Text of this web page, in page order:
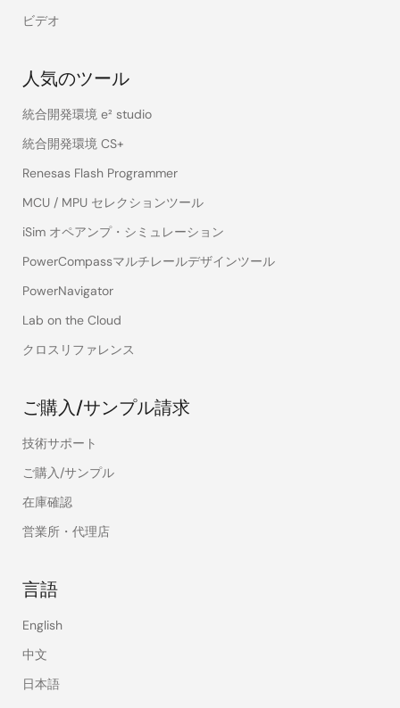
ビデオ
人気のツール
統合開発環境 e² studio
統合開発環境 CS+
Renesas Flash Programmer
MCU / MPU セレクションツール
iSim オペアンプ・シミュレーション
PowerCompassマルチレールデザインツール
PowerNavigator
Lab on the Cloud
クロスリファレンス
ご購入/サンプル請求
技術サポート
ご購入/サンプル
在庫確認
営業所・代理店
言語
English
中文
日本語